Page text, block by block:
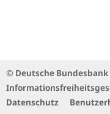
© Deutsche Bundesbank
Datenschutz